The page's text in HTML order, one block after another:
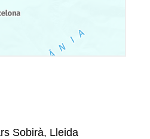
Sobirà, Lleida